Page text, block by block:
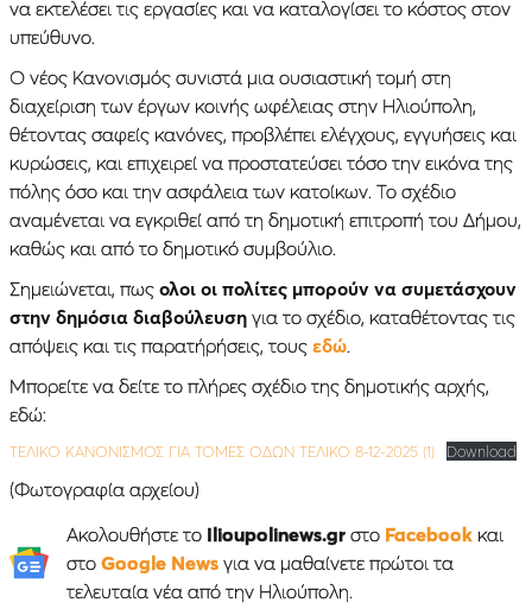
να εκτελέσει τις εργασίες και να καταλογίσει το κόστος στον
υπεύθυνο.
Ο νέος Κανονισμός συνιστά μια ουσιαστική τομή στη
διαχείριση των έργων κοινής ωφέλειας στην Ηλιούπολη,
θέτοντας σαφείς κανόνες, προβλέπει ελέγχους, εγγυήσεις και
κυρώσεις, και επιχειρεί να προστατεύσει τόσο την εικόνα της
πόλης όσο και την ασφάλεια των κατοίκων. Το σχέδιο
αναμένεται να εγκριθεί από τη δημοτική επιτροπή του Δήμου,
καθώς και από το δημοτικό συμβούλιο.
Σημειώνεται, πως ολοι οι πολίτες μπορούν να συμετάσχουν
στην δημόσια διαβούλευση για το σχέδιο, καταθέτοντας τις
απόψεις και τις παρατήρήσεις, τους εδώ.
Μπορείτε να δείτε το πλήρες σχέδιο της δημοτικής αρχής,
εδώ:
ΤΕΛΙΚΟ ΚΑΝΟΝΙΣΜΟΣ ΓΙΑ ΤΟΜΕΣ ΟΔΩΝ ΤΕΛΙΚΟ 8-12-2025 (1) Download
(Φωτογραφία αρχείου)
Ακολουθήστε το Ilioupolinews.grστο Facebookκαι
στο Google Newsγια να μαθαίνετε πρώτοι τα
τελευταία νέα από την Ηλιούπολη.